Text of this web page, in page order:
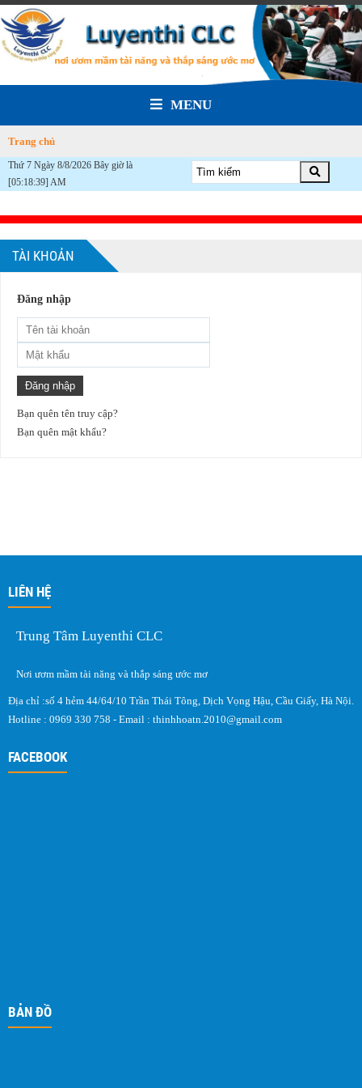
MENU
Trang chủ
Thứ 7 Ngày 8/8/2026 Bây giờ là
[05:18:39] AM
TÀI KHOẢN
Đăng nhập
Đăng nhập
Bạn quên tên truy cập?
Bạn quên mật khẩu?
LIÊN HỆ
Trung Tâm Luyenthi CLC
Nơi ươm mầm tài năng và thắp sáng ước mơ
Địa chỉ :số 4 hẻm 44/64/10 Trần Thái Tông, Dịch Vọng Hậu, Cầu Giấy, Hà Nội.
Hotline : 0969 330 758 - Email : thinhhoatn.2010@gmail.com
FACEBOOK
BẢN ĐỒ